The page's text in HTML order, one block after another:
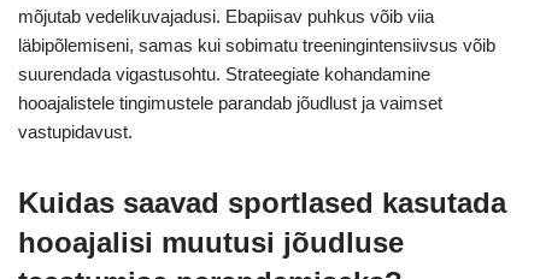
mõjutab vedelikuvajadusi. Ebapiisav puhkus võib viia
läbipõlemiseni, samas kui sobimatu treeningintensiivsus võib
suurendada vigastusohtu. Strateegiate kohandamine
hooajalistele tingimustele parandab jõudlust ja vaimset
vastupidavust.
Kuidas saavad sportlased kasutada
hooajalisi muutusi jõudluse